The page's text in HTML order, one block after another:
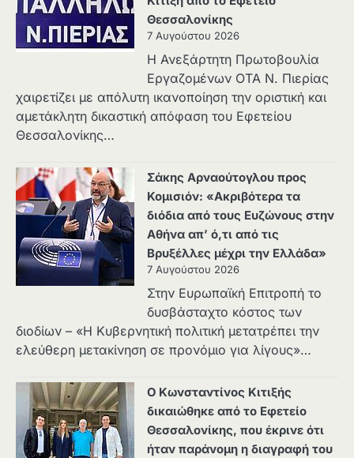
Θεσσαλονίκης
7 Αυγούστου 2026
Η Ανεξάρτητη Πρωτοβουλία
Εργαζομένων ΟΤΑ Ν. Πιερίας
χαιρετίζει με απόλυτη ικανοποίηση την οριστική και
αμετάκλητη δικαστική απόφαση του Εφετείου
Θεσσαλονίκης…
Σάκης Αρναούτογλου προς
Κομισιόν: «Ακριβότερα τα
διόδια από τους Ευζώνους στην
Αθήνα απ’ ό,τι από τις
Βρυξέλλες μέχρι την Ελλάδα»
7 Αυγούστου 2026
Στην Ευρωπαϊκή Επιτροπή το
δυσβάσταχτο κόστος των
διοδίων – «Η Κυβερνητική πολιτική μετατρέπει την
ελεύθερη μετακίνηση σε προνόμιο για λίγους»…
Ο Κωνσταντίνος Κιτιξής
δικαιώθηκε από το Εφετείο
Θεσσαλονίκης, που έκρινε ότι
ήταν παράνομη η διαγραφή του